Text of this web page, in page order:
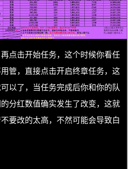
点击开始任务，这个时候你看任
管，直接点击开启终章任务，这
以了，当任务完成后你和你的队
分红数值确实发生了改变，这就
要改的太高，不然可能会导致白